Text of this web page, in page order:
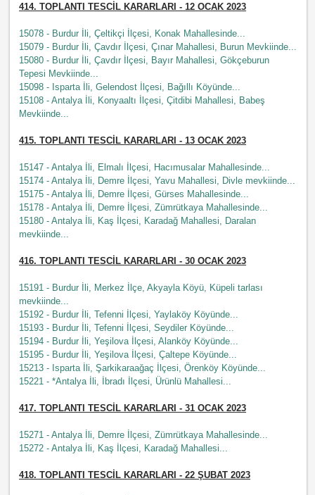
414. TOPLANTI TESCİL KARARLARI - 12 OCAK 2023
15078 - Burdur İli, Çeltikçi İlçesi, Konak Mahallesinde...
15079 - Burdur İli, Çavdır İlçesi, Çınar Mahallesi, Burun Mevkiinde...
15080 - Burdur İli, Çavdır İlçesi, Bayır Mahallesi, Gökçeburun
Tepesi Mevkiinde...
15098 - Isparta İli, Gelendost İlçesi, Bağıllı Köyünde...
15108 - Antalya İli, Konyaaltı İlçesi, Çitdibi Mahallesi, Babeş
Mevkiinde...
415. TOPLANTI TESCİL KARARLARI - 13 OCAK 2023
15147 - Antalya İli, Elmalı İlçesi, Hacımusalar Mahallesinde...
15174 - Antalya İli, Demre İlçesi, Yavu Mahallesi, Divle mevkiinde...
15175 - Antalya İli, Demre İlçesi, Gürses Mahallesinde...
15178 - Antalya İli, Demre İlçesi, Zümrütkaya Mahallesinde...
15180 - Antalya İli, Kaş İlçesi, Karadağ Mahallesi, Daralan
mevkiinde...
416. TOPLANTI TESCİL KARARLARI - 30 OCAK 2023
15191 - Burdur İli, Merkez İlçe, Akyayla Köyü, Küpeli tarlası
mevkiinde...
15192 - Burdur İli, Tefenni İlçesi, Yaylaköy Köyünde...
15193 - Burdur İli, Tefenni İlçesi, Seydiler Köyünde...
15194 - Burdur İli, Yeşilova İlçesi, Alanköy Köyünde...
15195 - Burdur İli, Yeşilova İlçesi, Çaltepe Köyünde...
15213 - Isparta İli, Şarkikaraağaç İlçesi, Örenköy Köyünde...
15221 - *Antalya İli, İbradı İlçesi, Ürünlü Mahallesi...
417. TOPLANTI TESCİL KARARLARI - 31 OCAK 2023
15271 - Antalya İli, Demre İlçesi, Zümrütkaya Mahallesinde...
15272 - Antalya İli, Kaş İlçesi, Karadağ Mahallesi...
418. TOPLANTI TESCİL KARARLARI - 22 ŞUBAT 2023